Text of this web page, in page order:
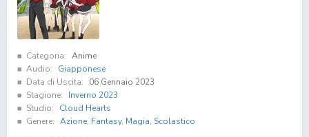
Categoria: Anime
Audio:
Giapponese
Data di Uscita:
06 Gennaio 2023
Stagione:
Inverno 2023
Studio:
Cloud Hearts
Genere: Azione, Fantasy, Magia, Scolastico